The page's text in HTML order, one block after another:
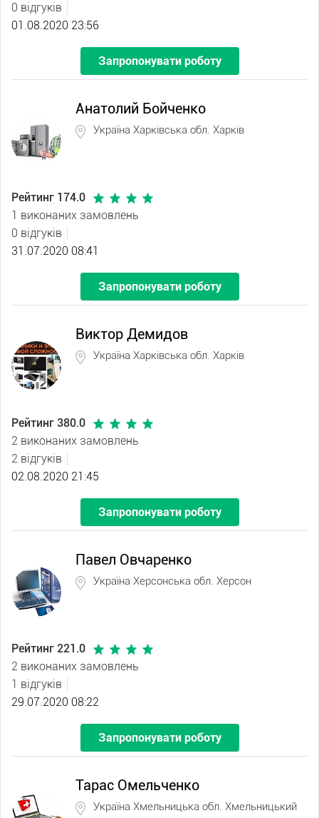
0 відгуків
01.08.2020 23:56
Запропонувати роботу
Анатолий Бойченко
Україна Харківська обл. Харків
Рейтинг 174.0
1 виконаних замовлень
0 відгуків
31.07.2020 08:41
Запропонувати роботу
Виктор Демидов
Україна Харківська обл. Харків
Рейтинг 380.0
2 виконаних замовлень
2 відгуків
02.08.2020 21:45
Запропонувати роботу
Павел Овчаренко
Україна Херсонська обл. Херсон
Рейтинг 221.0
2 виконаних замовлень
1 відгуків
29.07.2020 08:22
Запропонувати роботу
Тарас Омельченко
Україна Хмельницька обл. Хмельницький